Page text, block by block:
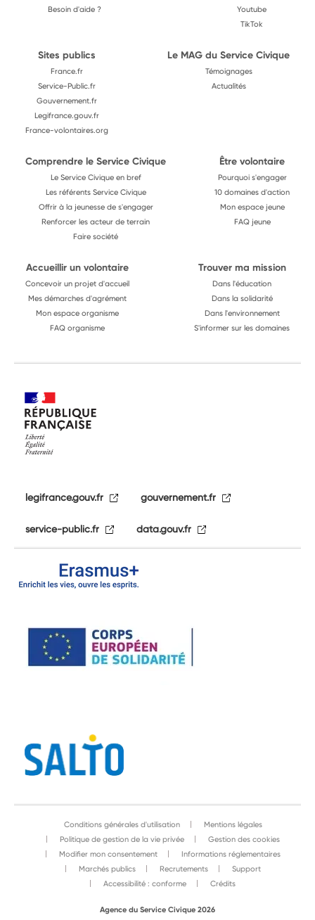
Besoin d'aide ?
Youtube
TikTok
Sites publics
France.fr
Service-Public.fr
Gouvernement.fr
Legifrance.gouv.fr
France-volontaires.org
Le MAG du Service Civique
Témoignages
Actualités
Comprendre le Service Civique
Le Service Civique en bref
Les référents Service Civique
Offrir à la jeunesse de s'engager
Renforcer les acteur de terrain
Faire société
Être volontaire
Pourquoi s'engager
10 domaines d'action
Mon espace jeune
FAQ jeune
Accueillir un volontaire
Concevoir un projet d'accueil
Mes démarches d'agrément
Mon espace organisme
FAQ organisme
Trouver ma mission
Dans l'éducation
Dans la solidarité
Dans l'environnement
S'informer sur les domaines
legifrance.gouv.fr gouvernement.fr
service-public.fr data.gouv.fr
Conditions générales d'utilisation
Mentions légales
Politique de gestion de la vie privée
Gestion des cookies
Modifier mon consentement
Informations réglementaires
Marchés publics
Recrutements
Support
Accessibilité : conforme
Crédits
Agence du Service Civique 2026